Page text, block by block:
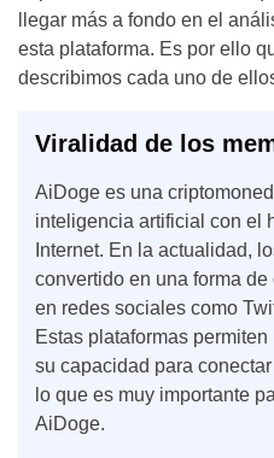
llegar más a fondo en el
esta plataforma. Es por ello
describimos cada uno de
Viralidad de los
AiDoge es una
inteligencia artificial con el
Internet. En la actualidad,
convertido en una forma
en redes sociales como
Estas plataformas
su capacidad para
lo que es muy importante
AiDoge.